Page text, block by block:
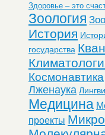
Здоровье – это
Зоология
История
государства
Космонавтика
Лженаука
Медицина
проекты